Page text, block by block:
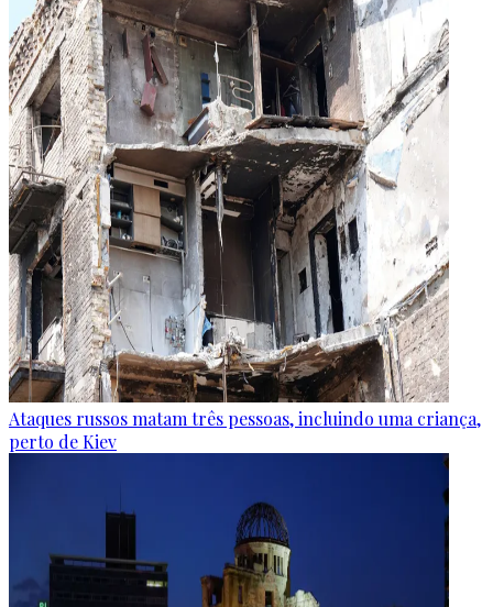
Ataques russos matam três pessoas, incluindo uma criança,
perto de Kiev